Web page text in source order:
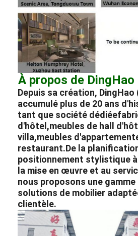
À propos de DingHao
Depuis sa création, DingHao
accumulé plus de 20 ans
tant que société dédiée
d'hôtel,meubles de hall
villa,meubles d'appartement
restaurant.De la
positionnement stylistique
la mise en œuvre et au
nous proposons une
solutions de mobilier
clientèle.